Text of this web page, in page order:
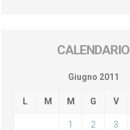
CALENDARIO
Giugno 2011
L M M G V
1 2 3